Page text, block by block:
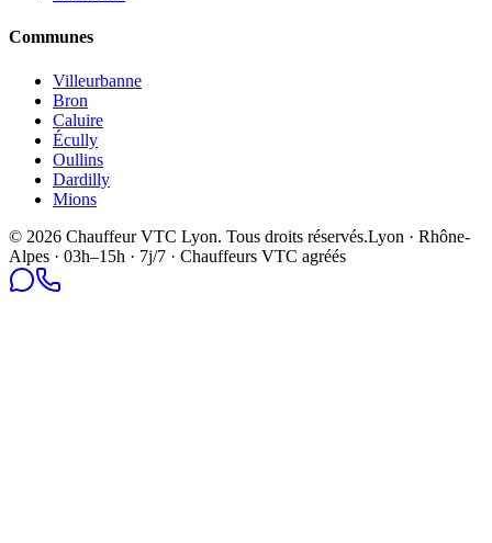
Communes
Villeurbanne
Bron
Caluire
Écully
Oullins
Dardilly
Mions
© 2026 Chauffeur VTC Lyon. Tous droits réservés.Lyon · Rhône-
Alpes · 03h–15h · 7j/7 · Chauffeurs VTC agréés